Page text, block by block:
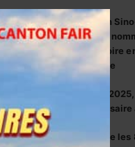
Coopération
Abou Dosso
la Côte d’Ivoire
diplomatique
1er octobre
76e
La Chine fête